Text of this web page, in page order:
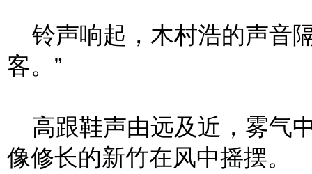
铃声响起，木村浩的声音
客。”
高跟鞋声由远及近，雾气
像修长的新竹在风中摇摆。